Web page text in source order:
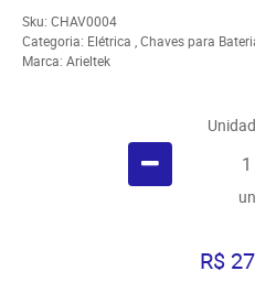
Sku: CHAV0004
Categoria: Elétrica ,Chaves para
Marca: Arieltek
un
R$